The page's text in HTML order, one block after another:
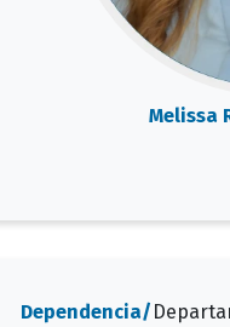
Melissa
Dependencia/